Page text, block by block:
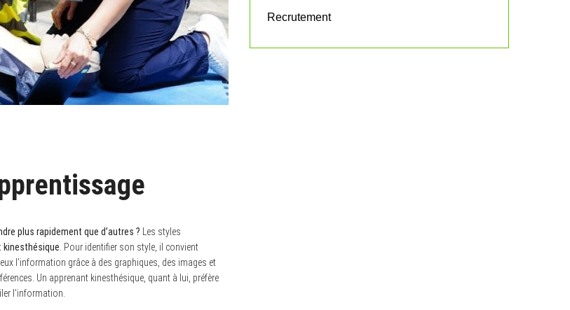
plus rapidement que d’autres ? Les styles
kinesthésique . Pour identifier son style, il convient
l’information grâce à des graphiques, des images et
Un apprenant kinesthésique, quant à lui, préfère
l’information.
Recrutement